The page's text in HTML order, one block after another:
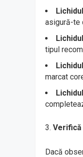
asigură-te
tipul
marcat
Dacă